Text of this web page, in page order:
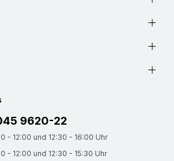
9620-22
- 12:00 und 12:30 - 16:00 Uhr
- 12:00 und 12:30 - 15:30 Uhr